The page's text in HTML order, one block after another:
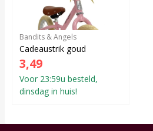
Bandits & Angels
Cadeaustrik goud
3,49
Voor 23:59u besteld,
dinsdag in huis!